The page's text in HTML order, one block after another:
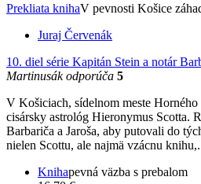
Prekliata knihaV pevnosti Košice
Juraj Červenák
10. diel série Kapitán Stein a notár
Martinusák odporúča 5
V Košiciach, sídelnom meste
cisársky astrológ Hieronymus Scotta.
Barbariča a Jaroša, aby putovali do
nielen Scottu, ale najmä vzácnu
Knihapevná väzba s prebalom